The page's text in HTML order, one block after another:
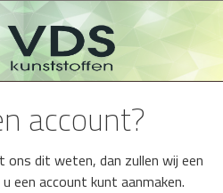
account?
dit weten, dan zullen wij een
een account kunt aanmaken.